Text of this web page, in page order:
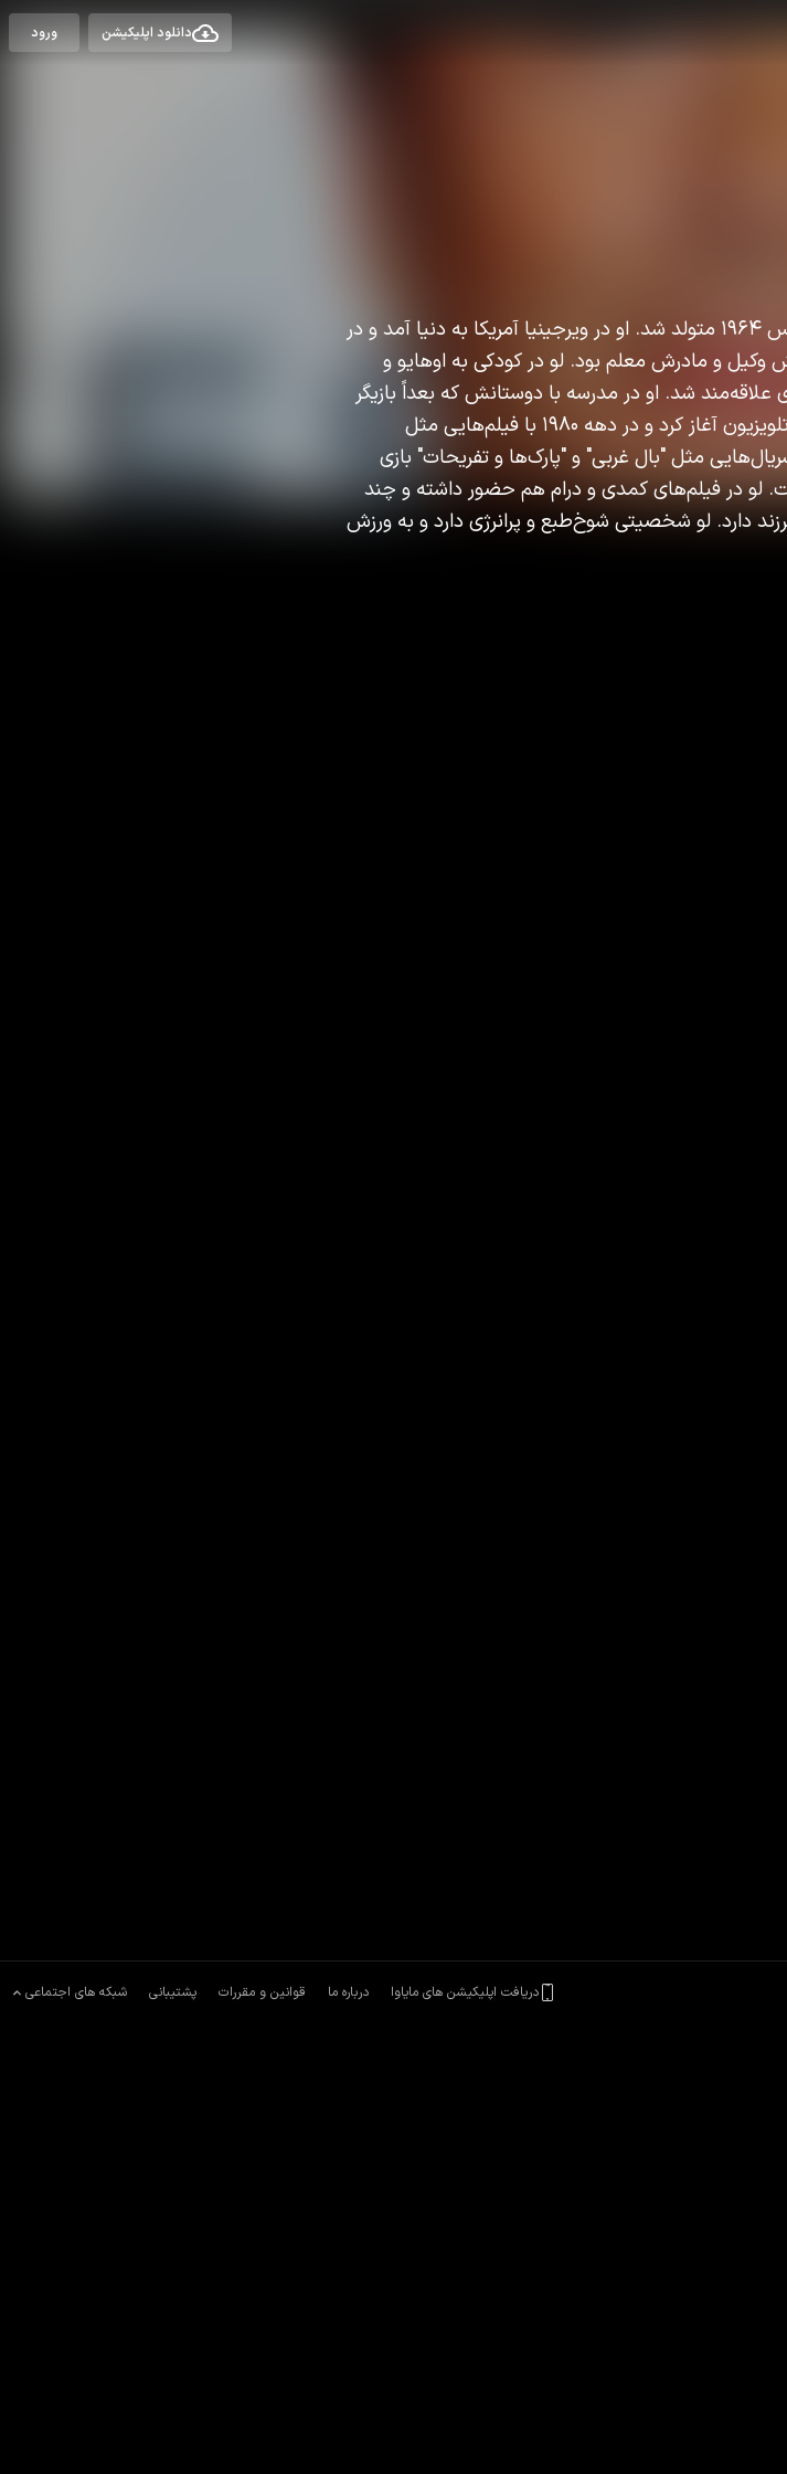
دانلود اپلیکیشن ورود
راب لو بازیگر، تهیه‌کننده و کارگردان است که در ۱۷ مارس ۱۹۶۴ متولد شد. او در ویرجینیا آمریکا به دنیا آمد و در
وکیل و مادرش معلم بود. لو در کودکی به اوهایو و
علاقه‌مند شد. او در مدرسه با دوستانش که بعداً بازیگر
شدند، آشنا شد. لو کار خود را با نقش‌های کوچک در تلویزیون آغاز کرد و در دهه ۱۹۸۰ با فیلم‌هایی مثل
مثل "بال غربی" و "پارک‌ها و تفریحات" بازی
در فیلم‌های کمدی و درام هم حضور داشته و چند
دارد. لو شخصیتی شوخ‌طبع و پرانرژی دارد و به ورزش
دریافت اپلیکیشن های مایاوا درباره ما قوانین و مقررات پشتیبانی شبکه های اجتماعی